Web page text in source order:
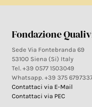
Fondazione
Sede Via Fontebranda 69
53100 Siena (Si) Italy
Tel. +39 0577 1503049
Whatsapp. +39 375
Contattaci via E-Mail
Contattaci via PEC